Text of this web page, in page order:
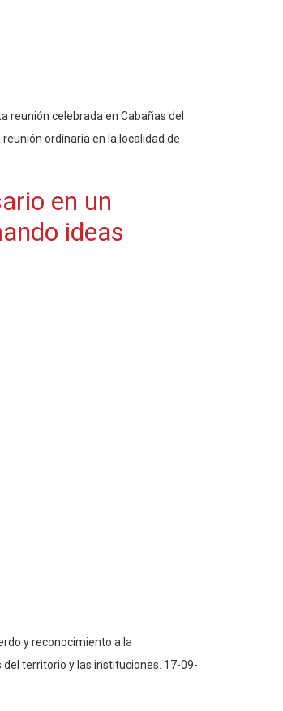
reunión celebrada en Cabañas del
ordinaria en la localidad de
en un
ideas
y reconocimiento a la
territorio y las instituciones. 17-09-